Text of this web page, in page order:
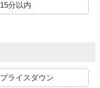
15分以内
プライスダウン